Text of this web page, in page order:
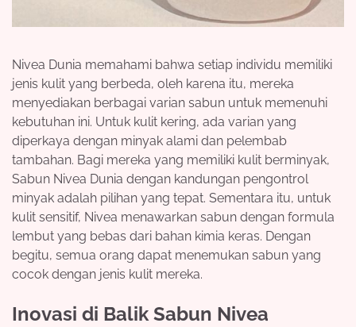
Nivea Dunia memahami bahwa setiap individu memiliki
jenis kulit yang berbeda, oleh karena itu, mereka
menyediakan berbagai varian sabun untuk memenuhi
kebutuhan ini. Untuk kulit kering, ada varian yang
diperkaya dengan minyak alami dan pelembab
tambahan. Bagi mereka yang memiliki kulit berminyak,
Sabun Nivea Dunia dengan kandungan pengontrol
minyak adalah pilihan yang tepat. Sementara itu, untuk
kulit sensitif, Nivea menawarkan sabun dengan formula
lembut yang bebas dari bahan kimia keras. Dengan
begitu, semua orang dapat menemukan sabun yang
cocok dengan jenis kulit mereka.
Inovasi di Balik Sabun Nivea